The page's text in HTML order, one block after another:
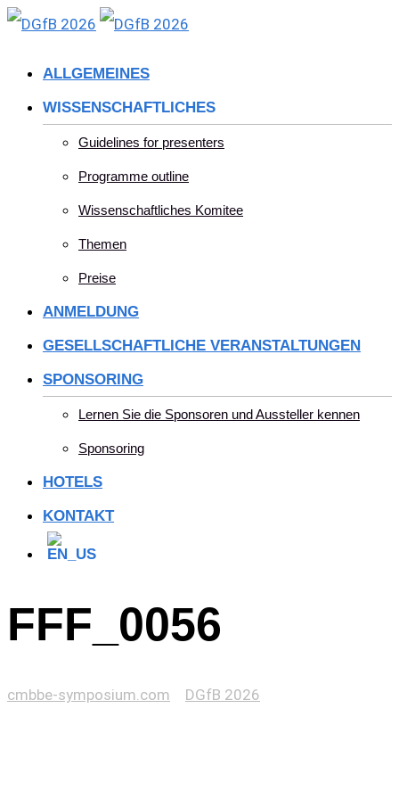
Skip
ALLGEMEINES
WISSENSCHAFTLICHES
Guidelines for presenters
Programme outline
Wissenschaftliches Komitee
Themen
Preise
ANMELDUNG
GESELLSCHAFTLICHE VERANSTALTUNGEN
SPONSORING
Lernen Sie die Sponsoren und Aussteller kennen
Sponsoring
HOTELS
KONTAKT
FFF_0056
cmbbe-symposium.com DGfB 2026